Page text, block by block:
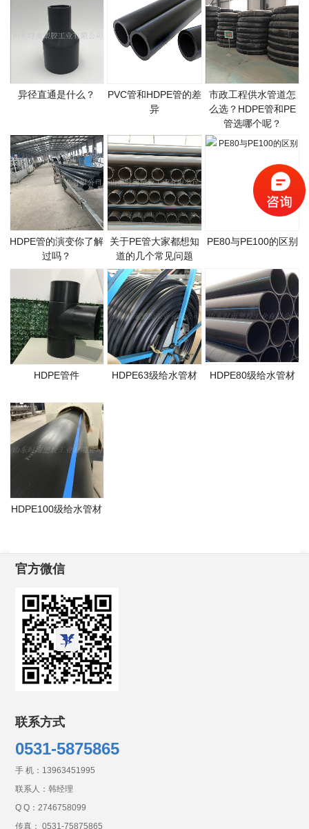
异径直通是什么？
PVC管和HDPE管的差
异
市政工程供水管道怎
么选？HDPE管和PE
管选哪个呢？
HDPE管的演变你了解
过吗？
关于PE管大家都想知
道的几个常见问题
PE80与PE100的区别
HDPE管件 HDPE63级给水管材 HDPE80级给水管材
HDPE100级给水管材
官方微信
联系方式
0531-5875865
手 机： 13963451995
联系人：韩经理
Q Q： 2746758099
传真： 0531-75875865